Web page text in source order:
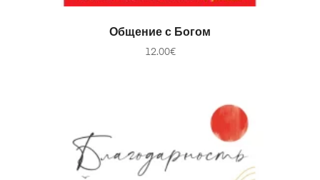
В КОРЗИНУ
Общение с Богом
12.00€